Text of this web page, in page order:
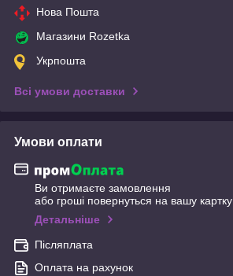
Нова Пошта
Магазини Rozetka
Укрпошта
Всі умови доставки
Умови оплати
Ви отримаєте замовлення
або гроші повернуться на вашу картку
Детальніше
Післяплата
Оплата на рахунок